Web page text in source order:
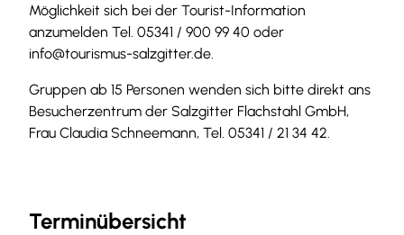
Möglichkeit sich bei der Tourist-Information
anzumelden Tel. 05341 / 900 99 40 oder
info@tourismus-salzgitter.de.
Gruppen ab 15 Personen wenden sich bitte direkt ans
Besucherzentrum der Salzgitter Flachstahl GmbH,
Frau Claudia Schneemann, Tel. 05341 / 21 34 42.
Terminübersicht